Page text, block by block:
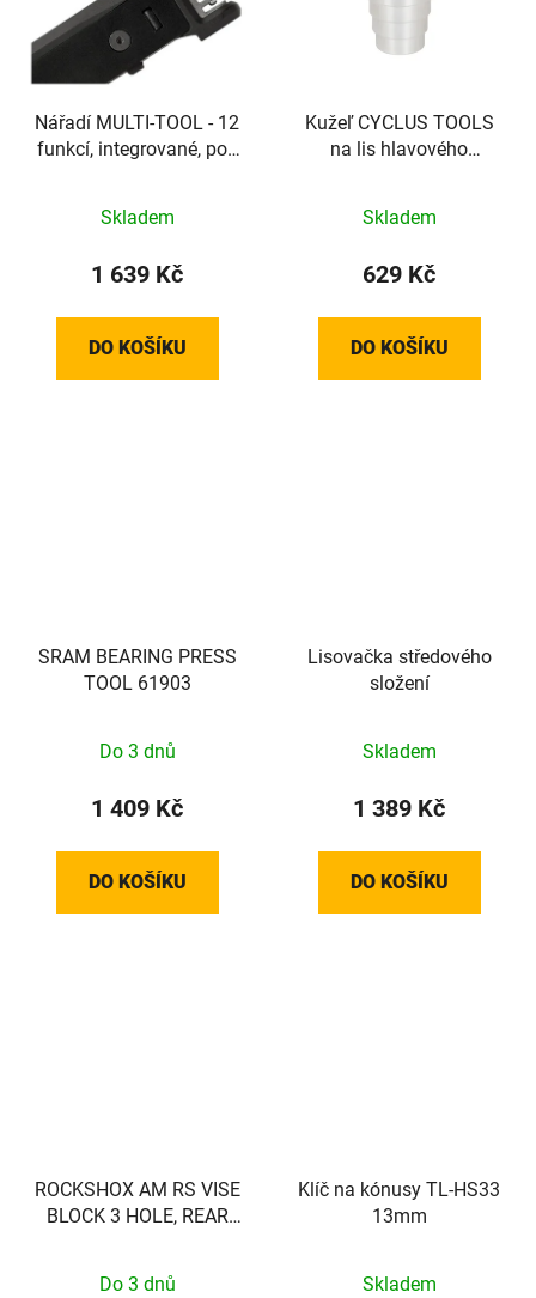
Nářadí MULTI-TOOL - 12
funkcí, integrované, pod
Skladem
1 639 Kč
DO KOŠÍKU
Kužeľ CYCLUS TOOLS
na lis hlavového
Skladem
629 Kč
DO KOŠÍKU
SRAM BEARING PRESS
TOOL 61903
Do 3 dnů
1 409 Kč
DO KOŠÍKU
Lisovačka středového
složení
Skladem
1 389 Kč
DO KOŠÍKU
ROCKSHOX AM RS VISE
BLOCK 3 HOLE, REAR
Do 3 dnů
Klíč na kónusy TL-HS33
13mm
Skladem